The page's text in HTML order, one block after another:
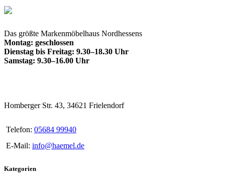
Das größte Markenmöbelhaus Nordhessens
Montag: geschlossen
Dienstag bis Freitag: 9.30–18.30 Uhr
Samstag: 9.30–16.00 Uhr
Homberger Str. 43, 34621 Frielendorf
Telefon: 05684 99940
E-Mail: info@haemel.de
Kategorien